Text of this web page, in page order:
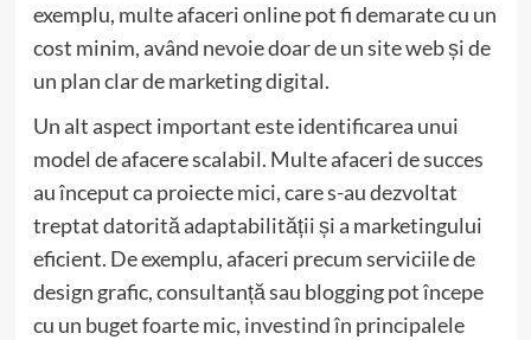
exemplu, multe afaceri online pot fi demarate cu un
cost minim, având nevoie doar de un site web și de
un plan clar de marketing digital.
Un alt aspect important este identificarea unui
model de afacere scalabil. Multe afaceri de succes
au început ca proiecte mici, care s-au dezvoltat
treptat datorită adaptabilității și a marketingului
eficient. De exemplu, afaceri precum serviciile de
design grafic, consultanță sau blogging pot începe
cu un buget foarte mic, investind în principalele